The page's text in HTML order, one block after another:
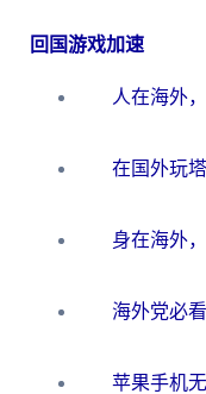
回国游戏加速